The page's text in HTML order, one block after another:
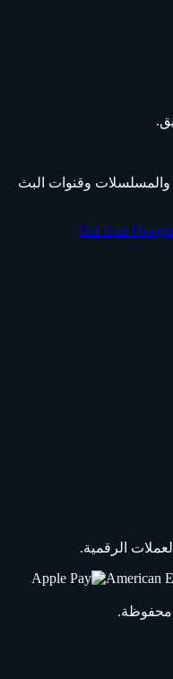
والمسلسلات وقنوات البث
الرقمية.
محفوظة.